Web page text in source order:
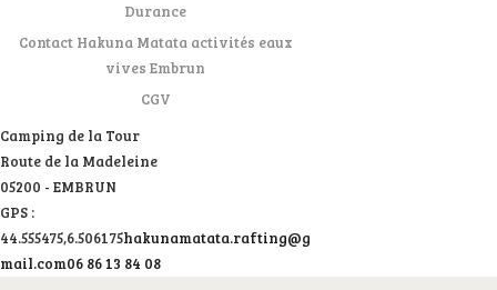
Durance
Contact Hakuna Matata activités eaux
vives Embrun
CGV
Camping de la Tour
Route de la Madeleine
05200 - EMBRUN
GPS :
44.555475,6.506175hakunamatata.rafting@g
mail.com06 86 13 84 08